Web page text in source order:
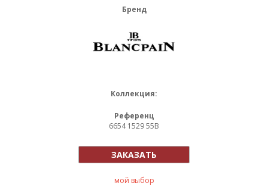
Бренд
Коллекция:
Референц
6654 1529 55B
ЗАКАЗАТЬ
мой выбор